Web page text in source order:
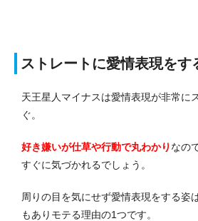
ストレートに愛情表現をす
天王星人マイナスは愛情表現が非常に
ぐ。
好き嫌いが仕草や行動で丸わかり なの
すぐに気づかれるでしょう。
周りの目を気にせず愛情表現をする姿
もありモテる理由の1つです。